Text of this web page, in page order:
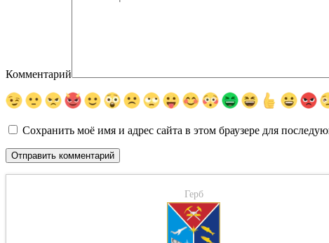
Комментарий
Сохранить моё имя и адрес сайта в этом браузере для
Герб